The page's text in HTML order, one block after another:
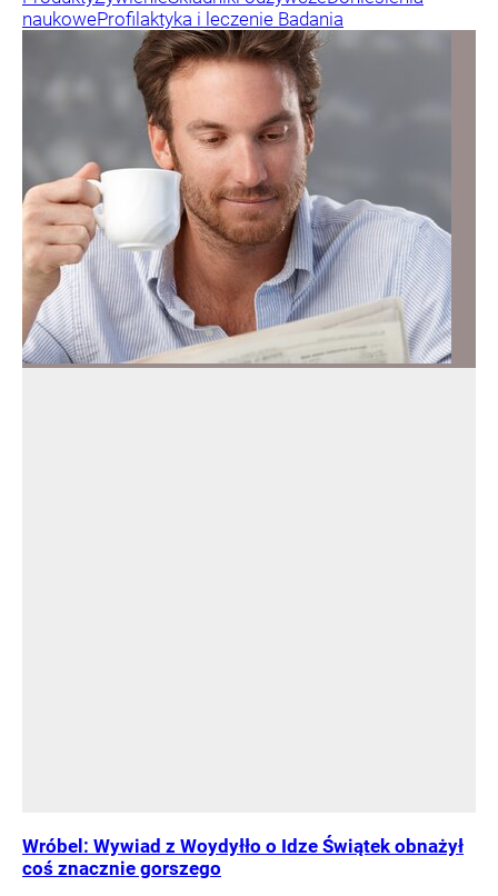
naukoweProfilaktyka i leczenie Badania
Wróbel: Wywiad z Woydyłło o Idze Świątek obnażył
coś znacznie gorszego